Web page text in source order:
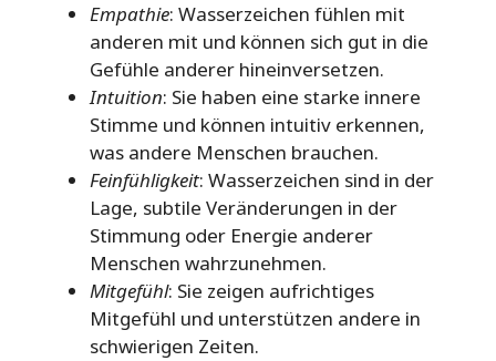
Empathie: Wasserzeichen fühlen mit
anderen mit und können sich gut in die
Gefühle anderer hineinversetzen.
Intuition: Sie haben eine starke innere
Stimme und können intuitiv erkennen,
was andere Menschen brauchen.
Feinfühligkeit: Wasserzeichen sind in der
Lage, subtile Veränderungen in der
Stimmung oder Energie anderer
Menschen wahrzunehmen.
Mitgefühl: Sie zeigen aufrichtiges
Mitgefühl und unterstützen andere in
schwierigen Zeiten.